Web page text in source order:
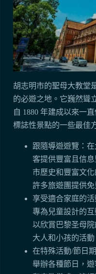
胡志明市的聖母大教堂
的必遊之地。它巍然聳
自 1880 年建成以來一
標誌性景點的一些最佳
跟隨導遊遊覽：
客提供豐富且信
市歷史和豐富文
許多旅遊團提供免
享受適合家庭的
專為兒童設計的
以欣賞巴黎圣母
大人和小孩的活動
在特殊活動/節日
舉辦各種節日，